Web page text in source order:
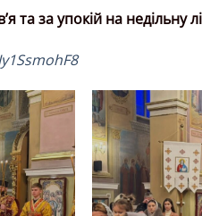
та за упокій на недільну